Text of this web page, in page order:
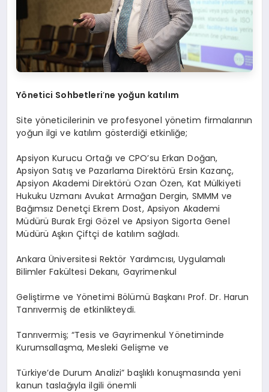
Yönetici Sohbetleri’ne yoğun katılım
Site yöneticilerinin ve profesyonel yönetim firmalarının
yoğun ilgi ve katılım gösterdiği etkinliğe;
Apsiyon Kurucu Ortağı ve CPO’su Erkan Doğan,
Apsiyon Satış ve Pazarlama Direktörü Ersin Kazanç,
Apsiyon Akademi Direktörü Ozan Özen, Kat Mülkiyeti
Hukuku Uzmanı Avukat Armağan Dergin, SMMM ve
Bağımsız Denetçi Ekrem Dost, Apsiyon Akademi
Müdürü Burak Ergi Gözel ve Apsiyon Sigorta Genel
Müdürü Aşkın Çiftçi de katılım sağladı.
Ankara Üniversitesi Rektör Yardımcısı, Uygulamalı
Bilimler Fakültesi Dekanı, Gayrimenkul
Geliştirme ve Yönetimi Bölümü Başkanı Prof. Dr. Harun
Tanrıvermiş de etkinlikteydi.
Tanrıvermiş; “Tesis ve Gayrimenkul Yönetiminde
Kurumsallaşma, Mesleki Gelişme ve
Türkiye’de Durum Analizi” başlıklı konuşmasında yeni
kanun taslağıyla ilgili önemli